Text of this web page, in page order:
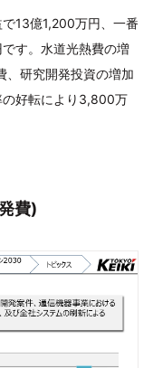
13億1,200万円、一番
す。水道光熱費の増
、研究開発投資の増加
の好転により3,800万
費)